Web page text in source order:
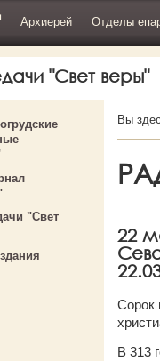
Архиерей Отделы
"Свет веры"
"Свет
Вы
22
Сорок
В 313